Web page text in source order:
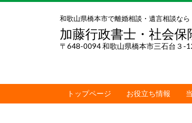
和歌山県橋本市で離婚相談・遺言相談なら
加藤行政書士・社会保
〒648-0094 和歌山県橋本市三石台３-
トップページ お役立ち情報